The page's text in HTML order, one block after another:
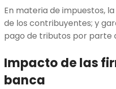
En materia de impuestos,
de los contribuyentes; y
pago de tributos por parte
Impacto de las
banca